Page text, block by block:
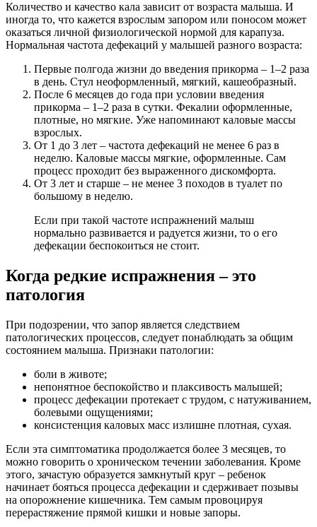
Количество и качество кала зависит от возраста малыша. И
иногда то, что кажется взрослым запором или поносом может
оказаться личной физиологической нормой для карапуза.
Нормальная частота дефекаций у малышей разного возраста:
Первые полгода жизни до введения прикорма – 1–2 раза
в день. Стул неоформленный, мягкий, кашеобразный.
После 6 месяцев до года при условии введения
прикорма – 1–2 раза в сутки. Фекалии оформленные,
плотные, но мягкие. Уже напоминают каловые массы
взрослых.
От 1 до 3 лет – частота дефекаций не менее 6 раз в
неделю. Каловые массы мягкие, оформленные. Сам
процесс проходит без выраженного дискомфорта.
От 3 лет и старше – не менее 3 походов в туалет по
большому в неделю.
Если при такой частоте испражнений малыш
нормально развивается и радуется жизни, то о его
дефекации беспокоиться не стоит.
Когда редкие испражнения – это
патология
При подозрении, что запор является следствием
патологических процессов, следует понаблюдать за общим
состоянием малыша. Признаки патологии:
боли в животе;
непонятное беспокойство и плаксивость малышей;
процесс дефекации протекает с трудом, с натуживанием,
болевыми ощущениями;
консистенция каловых масс излишне плотная, сухая.
Если эта симптоматика продолжается более 3 месяцев, то
можно говорить о хроническом течении заболевания. Кроме
этого, зачастую образуется замкнутый круг – ребенок
начинает бояться процесса дефекации и сдерживает позывы
на опорожнение кишечника. Тем самым провоцируя
перерастяжение прямой кишки и новые запоры.